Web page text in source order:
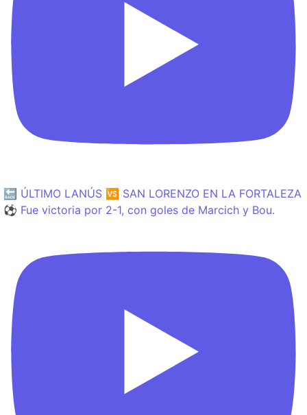
🔙 ÚLTIMO LANÚS 🆚 SAN LORENZO EN LA FORTALEZA
⚽️ Fue victoria por 2-1, con goles de Marcich y Bou.